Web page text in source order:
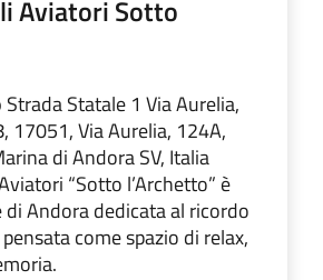
Aviatori Sotto
Strada Statale 1 Via Aurelia,
17051, Via Aurelia, 124A,
di Andora SV, Italia
“Sotto l’Archetto” è
di Andora dedicata al ricordo
come spazio di relax,